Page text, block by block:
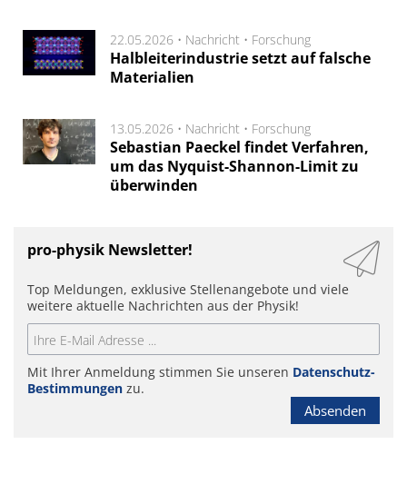
22.05.2026 • Nachricht • Forschung
Halbleiterindustrie setzt auf falsche
Materialien
13.05.2026 • Nachricht • Forschung
Sebastian Paeckel findet Verfahren,
um das Nyquist-Shannon-Limit zu
überwinden
pro-physik Newsletter!
Top Meldungen, exklusive Stellenangebote und viele
weitere aktuelle Nachrichten aus der Physik!
Mit Ihrer Anmeldung stimmen Sie unseren Datenschutz-
Bestimmungen zu.
Absenden